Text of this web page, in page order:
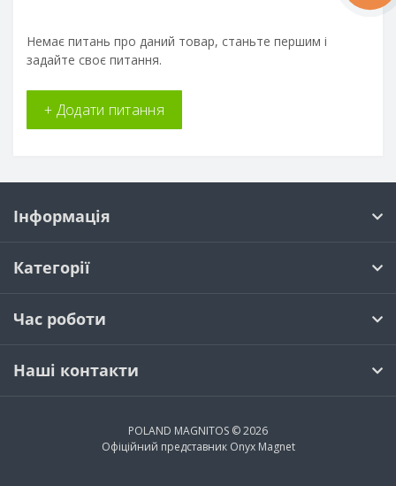
Немає питань про даний товар, станьте першим і
задайте своє питання.
+ Додати питання
Інформація
Категорії
Час роботи
Наші контакти
POLAND MAGNITOS © 2026
Офіційний представник Onyx Magnet